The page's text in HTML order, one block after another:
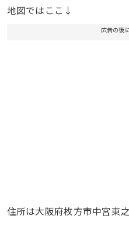
地図ではここ↓
広告の後
住所は大阪府枚方市中宮東